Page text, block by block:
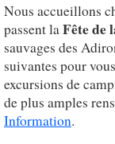
Nous accueillons
passent laFête de
sauvages des
suivantes pour
excursions de
de plus amples
Information.